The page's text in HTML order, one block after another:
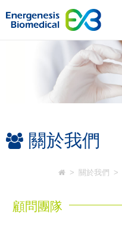
關於我們
> 關於我們 >
顧問團隊